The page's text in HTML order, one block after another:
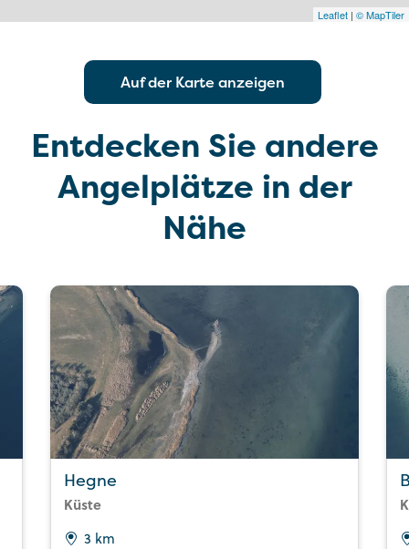
Leaflet | © MapTiler
Auf der Karte anzeigen
Entdecken Sie andere
Angelplätze in der
Nähe
Hegne
Küste
3 km